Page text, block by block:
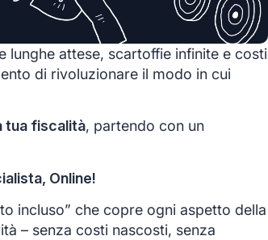
lunghe attese, scartoffie infinite e costi
di rivoluzionare il modo in cui
tua fiscalità, partendo con un
Online!
incluso” che copre ogni aspetto della
– senza costi nascosti, senza